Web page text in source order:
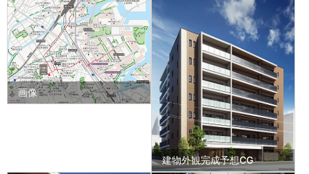
画像
建物外観完成予想CG